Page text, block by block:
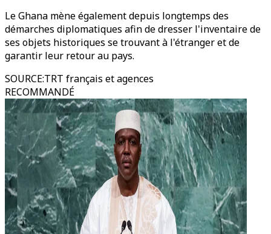
Le Ghana mène également depuis longtemps des
démarches diplomatiques afin de dresser l'inventaire de
ses objets historiques se trouvant à l'étranger et de
garantir leur retour au pays.
SOURCE:TRT français et agences
RECOMMANDÉ